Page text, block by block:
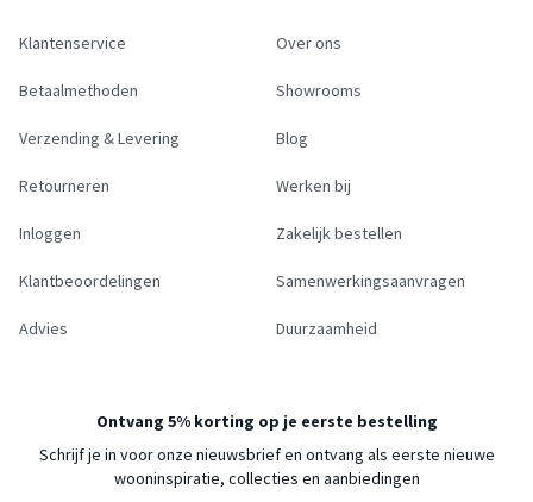
Klantenservice
Betaalmethoden
Verzending & Levering
Retourneren
Inloggen
Klantbeoordelingen
Advies
Over ons
Showrooms
Blog
Werken bij
Zakelijk bestellen
Samenwerkingsaanvragen
Duurzaamheid
Ontvang 5% korting op je eerste bestelling
Schrijf je in voor onze nieuwsbrief en ontvang als eerste nieuwe
wooninspiratie, collecties en aanbiedingen